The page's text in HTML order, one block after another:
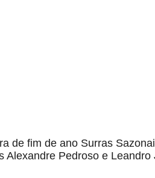
de fim de ano Surras
Pedroso e Leandro